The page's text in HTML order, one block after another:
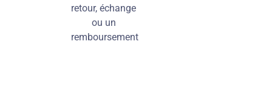
retour, échange
ou un
remboursement